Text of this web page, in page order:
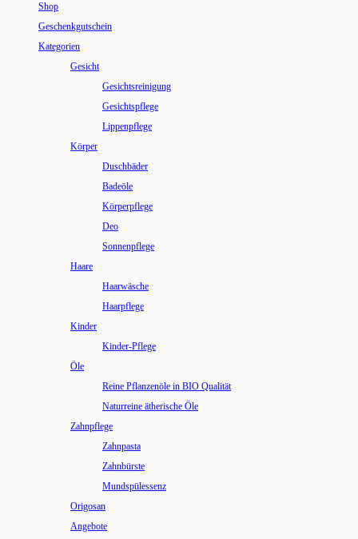
Shop
Geschenkgutschein
Kategorien
Gesicht
Gesichtsreinigung
Gesichtspflege
Lippenpflege
Körper
Duschbäder
Badeöle
Körperpflege
Deo
Sonnenpflege
Haare
Haarwäsche
Haarpflege
Kinder
Kinder-Pflege
Öle
Reine Pflanzenöle in BIO Qualität
Naturreine ätherische Öle
Zahnpflege
Zahnpasta
Zahnbürste
Mundspülessenz
Origosan
Angebote